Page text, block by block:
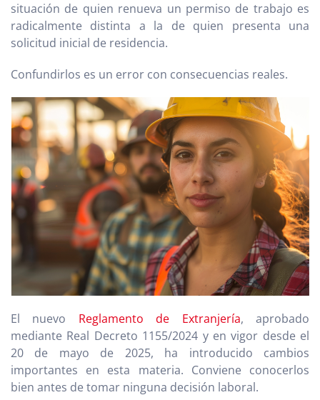
situación de quien renueva un permiso de trabajo es
radicalmente distinta a la de quien presenta una
solicitud inicial de residencia.
Confundirlos es un error con consecuencias reales.
El nuevo Reglamento de Extranjería, aprobado
mediante Real Decreto 1155/2024 y en vigor desde el
20 de mayo de 2025, ha introducido cambios
importantes en esta materia. Conviene conocerlos
bien antes de tomar ninguna decisión laboral.